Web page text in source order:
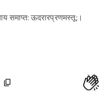
समाप्त: ऊदरारप्रणमस्तू:।